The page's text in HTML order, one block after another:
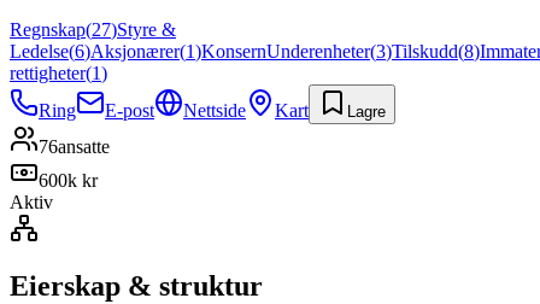
Regnskap(27)Styre &
Ledelse(6)Aksjonærer(1)KonsernUnderenheter(3)Tilskudd(8)
rettigheter(1)
Ring
E-post Nettside Kart Lagre
76ansatte
600k kr
Aktiv
Eierskap & struktur